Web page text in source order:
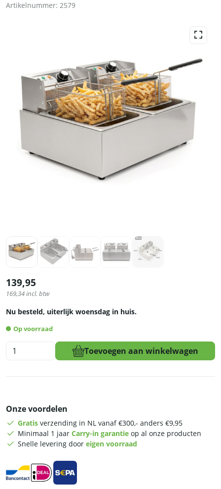
Artikelnummer: 2579
139,95
169,34incl. btw
Nu besteld, uiterlijk woensdag in huis.
Op voorraad
HCB
Dubbele
6
liter
-
RVS
Toevoegen aan winkelwagen
Onze voordelen
Gratis verzending in NL vanaf €300,- anders €9,95
Minimaal 1 jaar Carry-in garantie op al onze producten
Snelle levering door eigen voorraad